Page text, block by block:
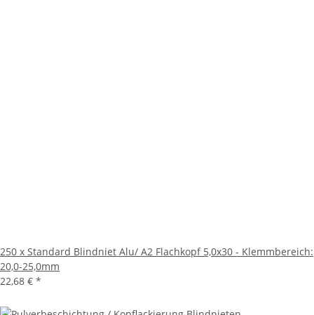
250 x Standard Blindniet Alu/ A2 Flachkopf 5,0x30 - Klemmbereich:
20,0-25,0mm
22,68 € *